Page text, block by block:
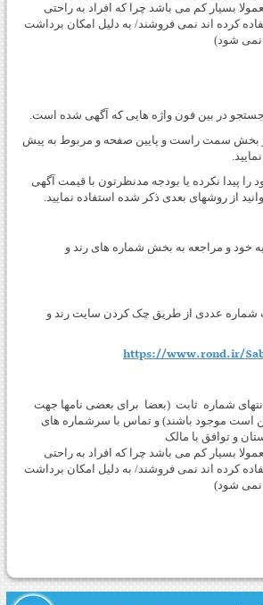
بسیار کم می باشد چرا که افراد به راحتی
کرده اند نمی فروشند/ به دلیل امکان برداشت
شود)
بخش سمت راست و پایین صفحه و مربوط به پیش
را پیدا نکرده یا بودجه مدنظرتون با قیمت آگهی
از روشهای بعدی ذکر شده استفاده نمایید.
خود و مراجعه به بخش شماره های رند و
شماره عددی از طریق چک کردن سایت رند و
https://www.rond.ir/
انتهای شماره ثابت (بعضا برای بعضی نامها جهت
است موجود باشند) و تماس با سرشماره های
و توافق با مالک
بسیار کم می باشد چرا که افراد به راحتی
کرده اند نمی فروشند/ به دلیل امکان برداشت
شود)